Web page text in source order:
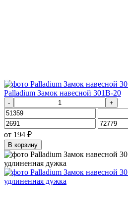
Palladium Замок навесной 301B-20
- +
от 194 ₽
В корзину